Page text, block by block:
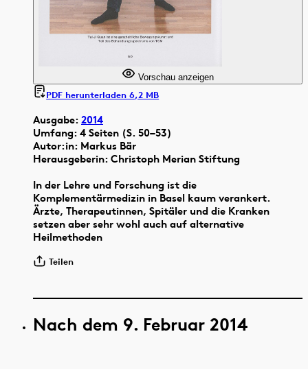
Ausgabe: 2014
Umfang: 4 Seiten (S. 50–53)
Autor:in: Markus Bär
Herausgeberin: Christoph Merian Stiftung
In der Lehre und Forschung ist die
Komplementärmedizin in Basel kaum verankert.
Ärzte, Therapeutinnen, Spitäler und die Kranken
setzen aber sehr wohl auch auf alternative
Heilmethoden
Teilen
Vorschau anzeigen
PDF herunterladen 6,2 MB
Nach dem 9. Februar 2014